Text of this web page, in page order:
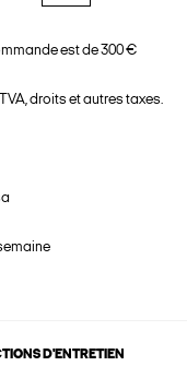
est de 300 €
droits et autres taxes.
D'ENTRETIEN